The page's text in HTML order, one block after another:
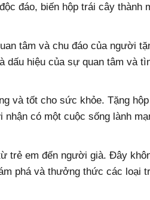
đáo, biến hộp trái cây thành
tâm và chu đáo của người
dấu hiệu của sự quan tâm và
và tốt cho sức khỏe. Tặng
có một cuộc sống lành
trẻ em đến người già. Đây
phá và thưởng thức các loại